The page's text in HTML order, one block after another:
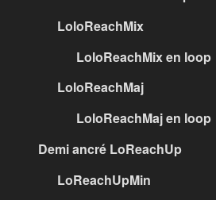
LoloReachMix
LoloReachMix en loop
LoloReachMaj
LoloReachMaj en loop
Demi ancré LoReachUp
LoReachUpMin